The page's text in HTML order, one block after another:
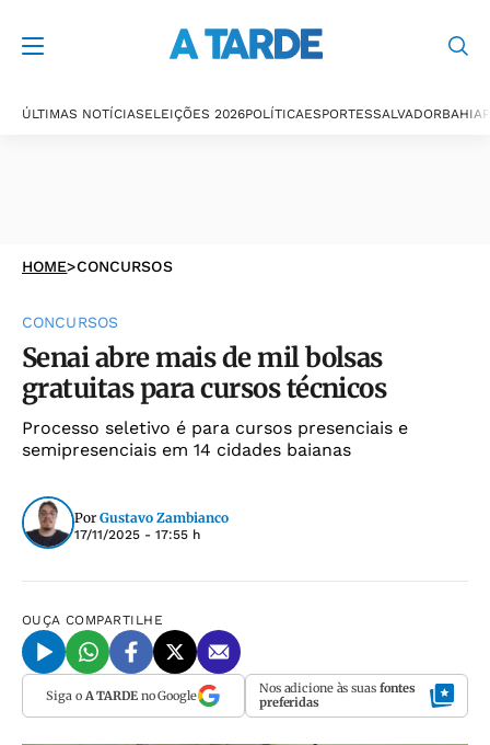
ÚLTIMAS NOTÍCIASELEIÇÕES 2026POLÍTICAESPORTESSALVADORBAHIA
HOME>CONCURSOS
CONCURSOS
Senai abre mais de mil bolsas
gratuitas para cursos técnicos
Processo seletivo é para cursos presenciais e
semipresenciais em 14 cidades baianas
Por Gustavo Zambianco
17/11/2025 - 17:55 h
OUÇA COMPARTILHE
Siga o A TARDEno Google Nos adicione às suas fontes
preferidas